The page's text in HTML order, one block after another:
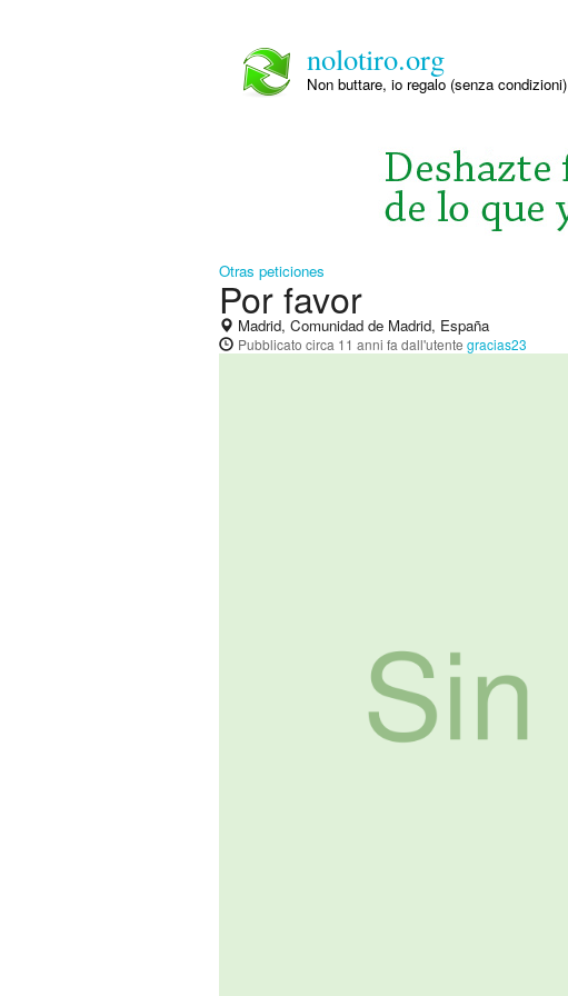
nolotiro.org
Non buttare, io regalo (senza condizioni)
Otras peticiones
Por favor
Madrid, Comunidad de Madrid, España
Pubblicato circa 11 anni fa dall'utente gracias23